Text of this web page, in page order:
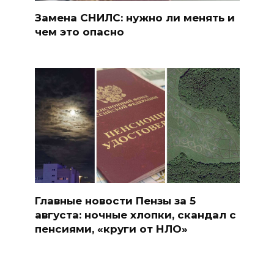
Замена СНИЛС: нужно ли менять и
чем это опасно
Главные новости Пензы за 5
августа: ночные хлопки, скандал с
пенсиями, «круги от НЛО»